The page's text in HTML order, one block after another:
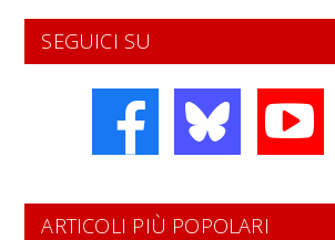
SEGUICI SU
ARTICOLI PIÙ POPOLARI